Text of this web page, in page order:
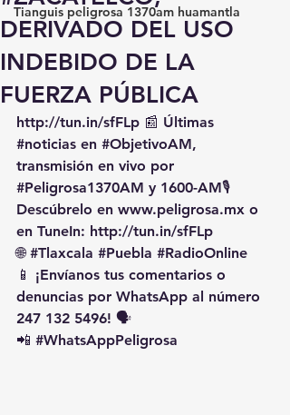
Tianguis peligrosa 1370am huamantla
DERIVADO DEL USO
INDEBIDO DE LA
FUERZA PÚBLICA
http://tun.in/sfFLp 📰 Últimas
#noticias en #ObjetivoAM,
transmisión en vivo por
#Peligrosa1370AM y 1600-AM🎙️
Descúbrelo en www.peligrosa.mx o
en TuneIn: http://tun.in/sfFLp
🌐 #Tlaxcala #Puebla #RadioOnline
📱 ¡Envíanos tus comentarios o
denuncias por WhatsApp al número
247 132 5496! 🗣️
📲 #WhatsAppPeligrosa